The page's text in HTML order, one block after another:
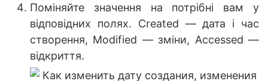
Поміняйте значення на потрібні вам у
відповідних полях. Created — дата і час
створення, Modified — зміни, Accessed —
відкриття.